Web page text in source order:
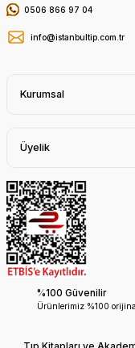
0506 866 97 04
info@istanbultip.com.tr
Kurumsal
Üyelik
%100 Güvenilir
Ürünlerimiz %100